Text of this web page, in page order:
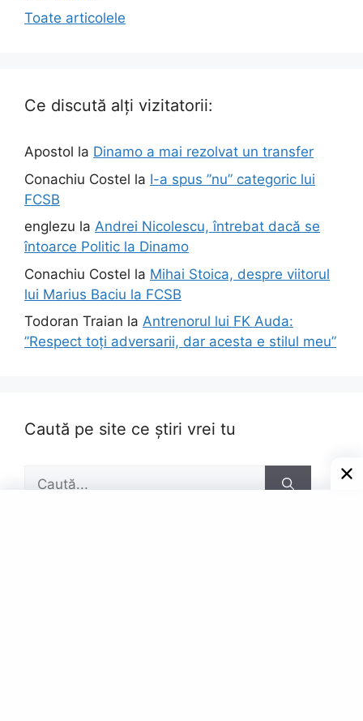
Toate articolele
Ce discută alți vizitatorii:
Apostol la Dinamo a mai rezolvat un transfer
Conachiu Costel la I-a spus ”nu” categoric lui
FCSB
englezu la Andrei Nicolescu, întrebat dacă se
întoarce Politic la Dinamo
Conachiu Costel la Mihai Stoica, despre viitorul
lui Marius Baciu la FCSB
Todoran Traian la Antrenorul lui FK Auda:
”Respect toți adversarii, dar acesta e stilul meu”
Caută pe site ce știri vrei tu
Caută
după: